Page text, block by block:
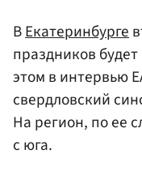
ВЕкатеринбурге
праздников
этом в интервью
свердловский
На регион, по ее
с юга.